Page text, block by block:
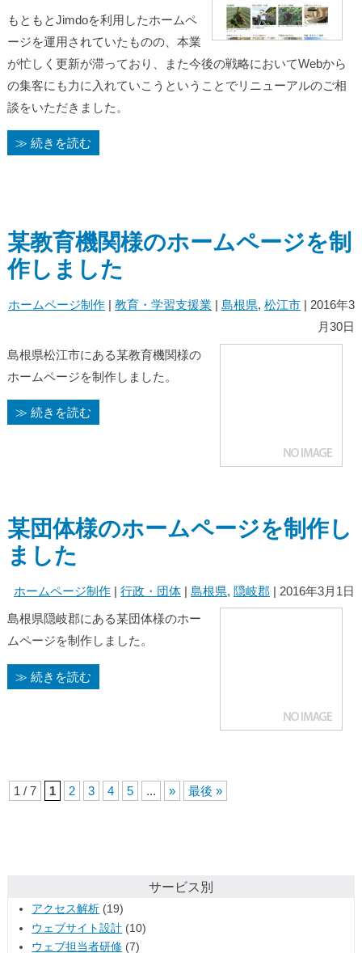
もともとJimdoを利用したホームペ
ージを運用されていたものの、本業
が忙しく更新が滞っており、また今後の戦略においてWebから
の集客にも力に入れていこうということでリニューアルのご相
談をいただきました。
≫ 続きを読む
某教育機関様のホームページを制
作しました
ホームページ制作 |教育・学習支援業 |島根県,松江市 | 2016年3
月30日
島根県松江市にある某教育機関様の
ホームページを制作しました。
≫ 続きを読む
某団体様のホームページを制作し
ました
ホームページ制作 |行政・団体 |島根県, 隠岐郡 | 2016年3月1日
島根県隠岐郡にある某団体様のホー
ムページを制作しました。
≫ 続きを読む
1 / 7 1 2 3 4 5 ... » 最後 »
サービス別
アクセス解析 (19)
ウェブサイト設計 (10)
ウェブ担当者研修 (7)